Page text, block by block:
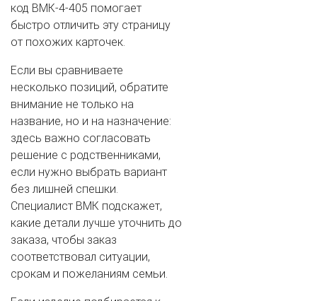
код ВМК-4-405 помогает
быстро отличить эту страницу
от похожих карточек.
Если вы сравниваете
несколько позиций, обратите
внимание не только на
название, но и на назначение:
здесь важно согласовать
решение с родственниками,
если нужно выбрать вариант
без лишней спешки.
Специалист ВМК подскажет,
какие детали лучше уточнить до
заказа, чтобы заказ
соответствовал ситуации,
срокам и пожеланиям семьи.